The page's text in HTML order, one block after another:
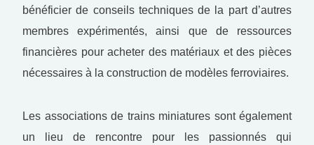
bénéficier de conseils techniques de la part d’autres
membres expérimentés, ainsi que de ressources
financières pour acheter des matériaux et des pièces
nécessaires à la construction de modèles ferroviaires.
Les associations de trains miniatures sont également
un lieu de rencontre pour les passionnés qui